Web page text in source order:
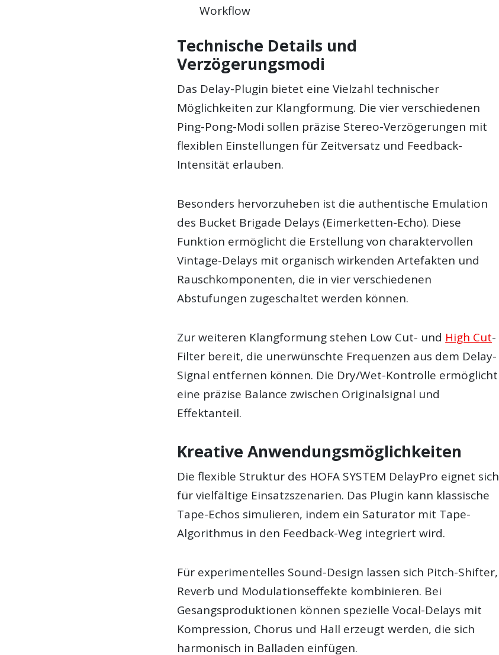
Workflow
Technische Details und
Verzögerungsmodi
Das Delay-Plugin bietet eine Vielzahl technischer
Möglichkeiten zur Klangformung. Die vier verschiedenen
Ping-Pong-Modi sollen präzise Stereo-Verzögerungen mit
flexiblen Einstellungen für Zeitversatz und Feedback-
Intensität erlauben.
Besonders hervorzuheben ist die authentische Emulation
des Bucket Brigade Delays (Eimerketten-Echo). Diese
Funktion ermöglicht die Erstellung von charaktervollen
Vintage-Delays mit organisch wirkenden Artefakten und
Rauschkomponenten, die in vier verschiedenen
Abstufungen zugeschaltet werden können.
Zur weiteren Klangformung stehen Low Cut- und High Cut-
Filter bereit, die unerwünschte Frequenzen aus dem Delay-
Signal entfernen können. Die Dry/Wet-Kontrolle ermöglicht
eine präzise Balance zwischen Originalsignal und
Effektanteil.
Kreative Anwendungsmöglichkeiten
Die flexible Struktur des HOFA SYSTEM DelayPro eignet sich
für vielfältige Einsatzszenarien. Das Plugin kann klassische
Tape-Echos simulieren, indem ein Saturator mit Tape-
Algorithmus in den Feedback-Weg integriert wird.
Für experimentelles Sound-Design lassen sich Pitch-Shifter,
Reverb und Modulationseffekte kombinieren. Bei
Gesangsproduktionen können spezielle Vocal-Delays mit
Kompression, Chorus und Hall erzeugt werden, die sich
harmonisch in Balladen einfügen.